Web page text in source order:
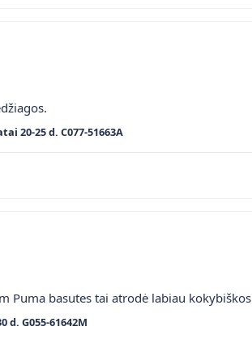
20-25 d. C077-51663A
Puma basutes tai atrodė labiau kokybiškos
d. G055-61642M